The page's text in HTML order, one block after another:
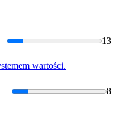
13
wartości.
8